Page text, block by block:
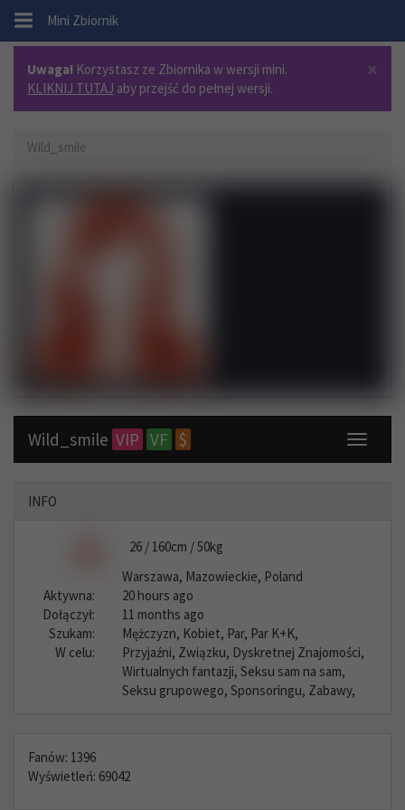
. Mini Zbiornik
×
Uwaga! Korzystasz ze Zbiornika w wersji mini.
KLIKNIJ TUTAJ aby przejść do pełnej wersji.
Wild_smile
Toggle
Wild_smile VIP VF $
INFO
26 / 160cm / 50kg
Warszawa, Mazowieckie, Poland
Aktywna:
20 hours ago
Dołączył:
11 months ago
Szukam:
Mężczyzn, Kobiet, Par, Par K+K,
W celu:
Przyjaźni, Związku, Dyskretnej Znajomości,
Wirtualnych fantazji, Seksu sam na sam,
Seksu grupowego, Sponsoringu, Zabawy,
Fanów: 1396
Wyświetleń: 69042